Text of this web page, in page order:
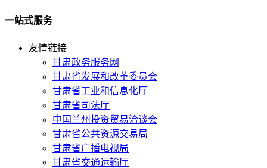
一站式服务
友情链接
甘肃政务服务网
甘肃省发展和改革委员会
甘肃省工业和信息化厅
甘肃省司法厅
中国兰州投资贸易洽谈会
甘肃省公共资源交易局
甘肃省广播电视局
甘肃省交通运输厅